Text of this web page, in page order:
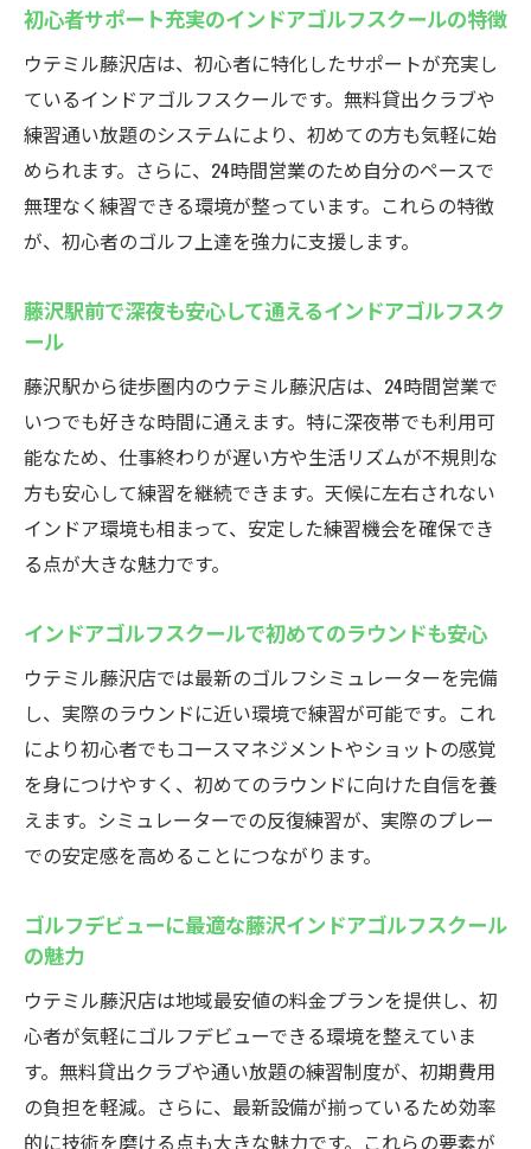
初心者サポート充実のインドアゴルフスクールの特徴
ウテミル藤沢店は、初心者に特化したサポートが充実し
ているインドアゴルフスクールです。無料貸出クラブや
練習通い放題のシステムにより、初めての方も気軽に始
められます。さらに、24時間営業のため自分のペースで
無理なく練習できる環境が整っています。これらの特徴
が、初心者のゴルフ上達を強力に支援します。
藤沢駅前で深夜も安心して通えるインドアゴルフスク
ール
藤沢駅から徒歩圏内のウテミル藤沢店は、24時間営業で
いつでも好きな時間に通えます。特に深夜帯でも利用可
能なため、仕事終わりが遅い方や生活リズムが不規則な
方も安心して練習を継続できます。天候に左右されない
インドア環境も相まって、安定した練習機会を確保でき
る点が大きな魅力です。
インドアゴルフスクールで初めてのラウンドも安心
ウテミル藤沢店では最新のゴルフシミュレーターを完備
し、実際のラウンドに近い環境で練習が可能です。これ
により初心者でもコースマネジメントやショットの感覚
を身につけやすく、初めてのラウンドに向けた自信を養
えます。シミュレーターでの反復練習が、実際のプレー
での安定感を高めることにつながります。
ゴルフデビューに最適な藤沢インドアゴルフスクール
の魅力
ウテミル藤沢店は地域最安値の料金プランを提供し、初
心者が気軽にゴルフデビューできる環境を整えていま
す。無料貸出クラブや通い放題の練習制度が、初期費用
の負担を軽減。さらに、最新設備が揃っているため効率
的に技術を磨ける点も大きな魅力です。これらの要素が